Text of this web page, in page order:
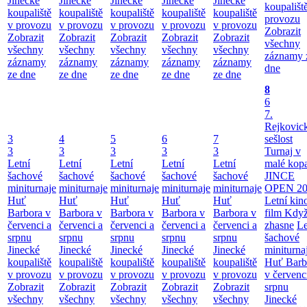
koupaliště
v provozu
Zobrazit
všechny
záznamy
ze dne
koupaliště
v provozu
Zobrazit
všechny
záznamy
ze dne
koupaliště
v provozu
Zobrazit
všechny
záznamy
ze dne
koupaliště
v provozu
Zobrazit
všechny
záznamy
ze dne
koupaliště
v provozu
Zobrazit
všechny
záznamy
ze dne
provozu
Zobrazit
všechny
záznamy
dne
3
3
Letní
šachové
miniturnaje
Huť
Barbora v
červenci a
srpnu
Jinecké
koupaliště
v provozu
Zobrazit
všechny
4
3
Letní
šachové
miniturnaje
Huť
Barbora v
červenci a
srpnu
Jinecké
koupaliště
v provozu
Zobrazit
všechny
5
3
Letní
šachové
miniturnaje
Huť
Barbora v
červenci a
srpnu
Jinecké
koupaliště
v provozu
Zobrazit
všechny
6
3
Letní
šachové
miniturnaje
Huť
Barbora v
červenci a
srpnu
Jinecké
koupaliště
v provozu
Zobrazit
všechny
7
3
Letní
šachové
miniturnaje
Huť
Barbora v
červenci a
srpnu
Jinecké
koupaliště
v provozu
Zobrazit
všechny
8
6
7.
sešlost
Turnaj v
malé
JINCE
OPEN
Letní
film
zhasne
šachové
Huť
v
srpnu
Jinecké